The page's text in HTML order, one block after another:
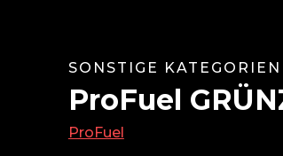
SONSTIGE KATEGORIEN
ProFuel
ProFuel